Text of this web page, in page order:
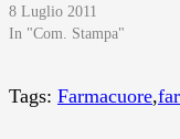
8 Luglio 2011
In "Com. Stampa"
Tags: Farmacuore,